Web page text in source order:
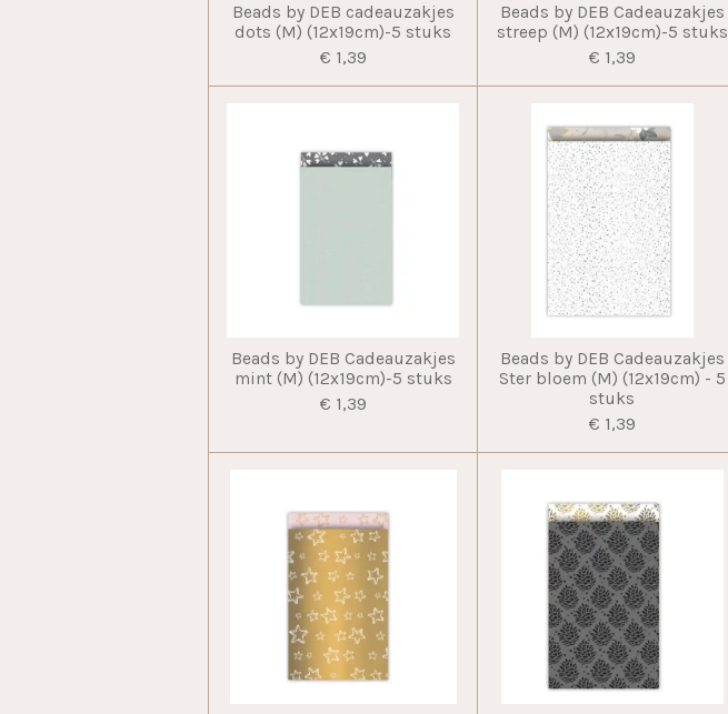
Beads by DEB cadeauzakjes
dots (M) (12x19cm)-5 stuks
€ 1,39
Beads by DEB Cadeauzakjes
streep (M) (12x19cm)-5 stuks
€ 1,39
Beads by DEB Cadeauzakjes
mint (M) (12x19cm)-5 stuks
€ 1,39
Beads by DEB Cadeauzakjes
Ster bloem (M) (12x19cm) - 5
stuks
€ 1,39